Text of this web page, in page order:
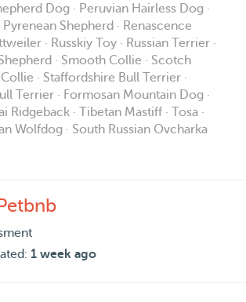
Dog · Peruvian Hairless Dog ·
Pyrenean Shepherd · Renascence
· Russkiy Toy · Russian Terrier ·
· Smooth Collie · Scotch
· Staffordshire Bull Terrier ·
Terrier · Formosan Mountain Dog ·
Ridgeback · Tibetan Mastiff · Tosa ·
Wolfdog · South Russian Ovcharka
1 week ago